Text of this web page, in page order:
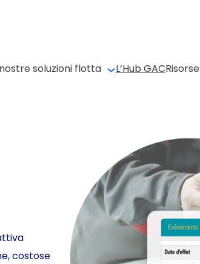
soluzioni flotta
L’Hub GACRisorse
costose